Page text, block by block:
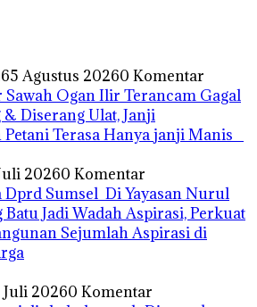
5 Agustus 20260 Komentar
Sawah Ogan Ilir Terancam Gagal
Diserang Ulat, Janji
Petani Terasa Hanya janji Manis
20260 Komentar
Dprd Sumsel Di Yayasan Nurul
Jadi Wadah Aspirasi, Perkuat
Sejumlah Aspirasi di
Juli 20260 Komentar